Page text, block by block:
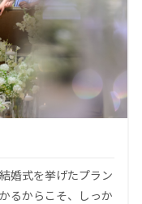
婚式を挙げたプラン
るからこそ、しっか